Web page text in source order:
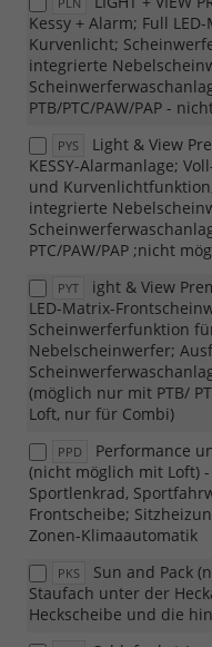
Kessy + Alarm; Full
Kurvenlicht;
integrierte
PTB/PTC/PAW/PAP -
PYS
Light & View
KESSY-Alarmanlage;
und
integrierte
PTC/PAW/PAP ;nicht
PYT
ight & View
LED-Matrix-
Scheinwerferfunktion
Nebelscheinwerfer;
(möglich nur mit PTB/
Loft, nur für Combi)
PPD
Performance
(nicht möglich mit Loft)
Sportlenkrad,
Frontscheibe;
Zonen-Klimaautomatik
PKS
Sun and Pack
Staufach unter der
Heckscheibe und die